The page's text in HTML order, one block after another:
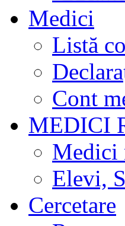
Medici
Listă
Cont
MEDICI
Medici
Elevi,
Cercetare